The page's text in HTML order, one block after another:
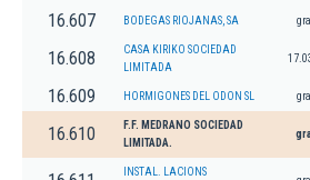
16.607 BODEGAS RIOJANAS, SA
16.608
CASA KIRIKO SOCIEDAD
LIMITADA
16.609 HORMIGONES DEL ODON SL
16.610
F.F. MEDRANO SOCIEDAD
LIMITADA.
INSTAL. LACIONS